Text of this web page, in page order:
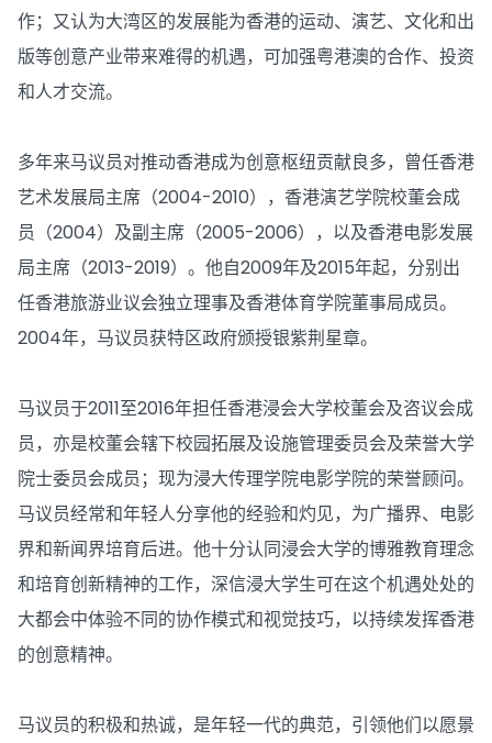
作；又认为大湾区的发展能为香港的运动、演艺、文化和出
版等创意产业带来难得的机遇，可加强粤港澳的合作、投资
和人才交流。
多年来马议员对推动香港成为创意枢纽贡献良多，曾任香港
艺术发展局主席（2004-2010），香港演艺学院校董会成
员（2004）及副主席（2005-2006），以及香港电影发展
局主席（2013-2019）。他自2009年及2015年起，分别出
任香港旅游业议会独立理事及香港体育学院董事局成员。
2004年，马议员获特区政府颁授银紫荆星章。
马议员于2011至2016年担任香港浸会大学校董会及咨议会成
员，亦是校董会辖下校园拓展及设施管理委员会及荣誉大学
院士委员会成员；现为浸大传理学院电影学院的荣誉顾问。
马议员经常和年轻人分享他的经验和灼见，为广播界、电影
界和新闻界培育后进。他十分认同浸会大学的博雅教育理念
和培育创新精神的工作，深信浸大学生可在这个机遇处处的
大都会中体验不同的协作模式和视觉技巧，以持续发挥香港
的创意精神。
马议员的积极和热诚，是年轻一代的典范，引领他们以愿景